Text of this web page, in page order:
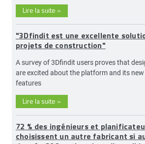
Lire la suite »
"3Dfindit est une excellente
projets de construction"
A survey of 3Dfindit users proves that
are excited about the platform and its
features
Lire la suite »
72 % des ingénieurs et
choisissent un autre fabricant si